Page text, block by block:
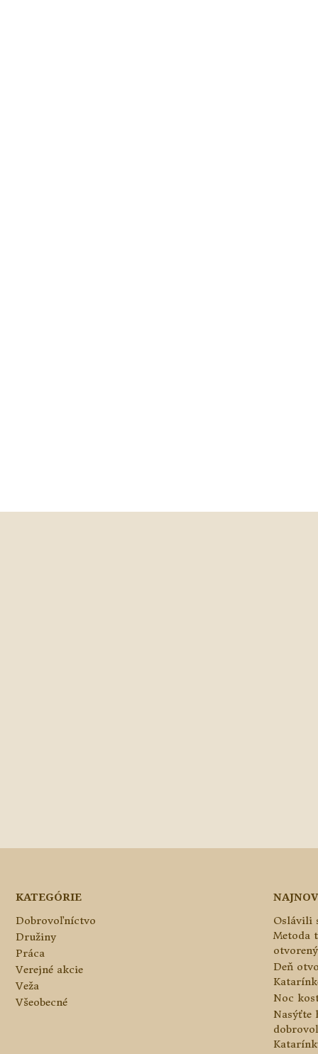
KATEGÓRIE
Dobrovoľníctvo
Družiny
Práca
Verejné akcie
Veža
Všeobecné
Oslávili
Metoda
Deň
Noc
Nasýťte